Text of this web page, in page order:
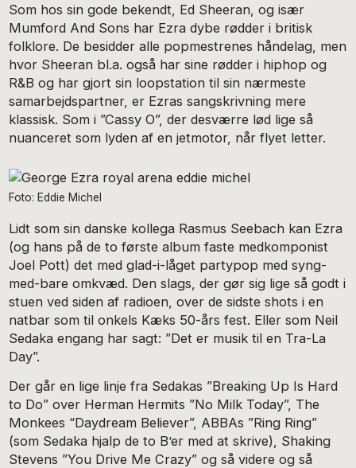
Som hos sin gode bekendt, Ed Sheeran, og især
Mumford And Sons har Ezra dybe rødder i britisk
folklore. De besidder alle popmestrenes håndelag, men
hvor Sheeran bl.a. også har sine rødder i hiphop og
R&B og har gjort sin loopstation til sin nærmeste
samarbejdspartner, er Ezras sangskrivning mere
klassisk. Som i ”Cassy O”, der desværre lød lige så
nuanceret som lyden af en jetmotor, når flyet letter.
Foto: Eddie Michel
Lidt som sin danske kollega Rasmus Seebach kan Ezra
(og hans på de to første album faste medkomponist
Joel Pott) det med glad-i-låget partypop med syng-
med-bare omkvæd. Den slags, der gør sig lige så godt i
stuen ved siden af radioen, over de sidste shots i en
natbar som til onkels Kæks 50-års fest. Eller som Neil
Sedaka engang har sagt: ”Det er musik til en Tra-La
Day”.
Der går en lige linje fra Sedakas ”Breaking Up Is Hard
to Do” over Herman Hermits ”No Milk Today”, The
Monkees “Daydream Believer”, ABBAs ”Ring Ring”
(som Sedaka hjalp de to B’er med at skrive), Shaking
Stevens ”You Drive Me Crazy” og så videre og så